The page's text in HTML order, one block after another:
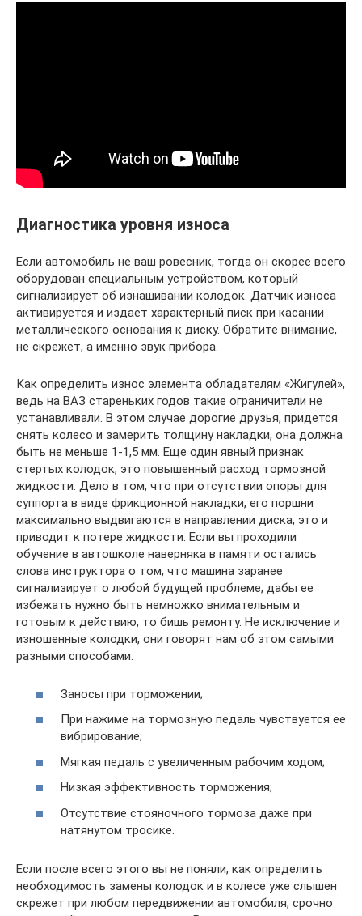
Диагностика уровня износа
Если автомобиль не ваш ровесник, тогда он скорее всего
оборудован специальным устройством, который
сигнализирует об изнашивании колодок. Датчик износа
активируется и издает характерный писк при касании
металлического основания к диску. Обратите внимание,
не скрежет, а именно звук прибора.
Как определить износ элемента обладателям «Жигулей»,
ведь на ВАЗ стареньких годов такие ограничители не
устанавливали. В этом случае дорогие друзья, придется
снять колесо и замерить толщину накладки, она должна
быть не меньше 1-1,5 мм. Еще один явный признак
стертых колодок, это повышенный расход тормозной
жидкости. Дело в том, что при отсутствии опоры для
суппорта в виде фрикционной накладки, его поршни
максимально выдвигаются в направлении диска, это и
приводит к потере жидкости. Если вы проходили
обучение в автошколе наверняка в памяти остались
слова инструктора о том, что машина заранее
сигнализирует о любой будущей проблеме, дабы ее
избежать нужно быть немножко внимательным и
готовым к действию, то бишь ремонту. Не исключение и
изношенные колодки, они говорят нам об этом самыми
разными способами:
Заносы при торможении;
При нажиме на тормозную педаль чувствуется ее
вибрирование;
Мягкая педаль с увеличенным рабочим ходом;
Низкая эффективность торможения;
Отсутствие стояночного тормоза даже при
натянутом тросике.
Если после всего этого вы не поняли, как определить
необходимость замены колодок и в колесе уже слышен
скрежет при любом передвижении автомобиля, срочно